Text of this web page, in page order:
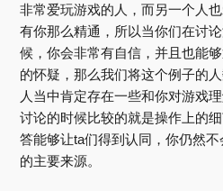
非常爱玩游戏的人，而另一个人
有你那么精通，所以当你们在讨
候，你会非常有自信，并且也能
的怀疑，那么我们将这个例子的
人当中肯定存在一些和你对游戏
讨论的时候比较的就是操作上的
答能够让ta们得到认同，你仍然
的主要来源。